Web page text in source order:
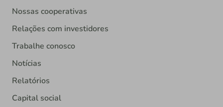
Nossas cooperativas
Relações com investidores
Trabalhe conosco
Notícias
Relatórios
Capital social